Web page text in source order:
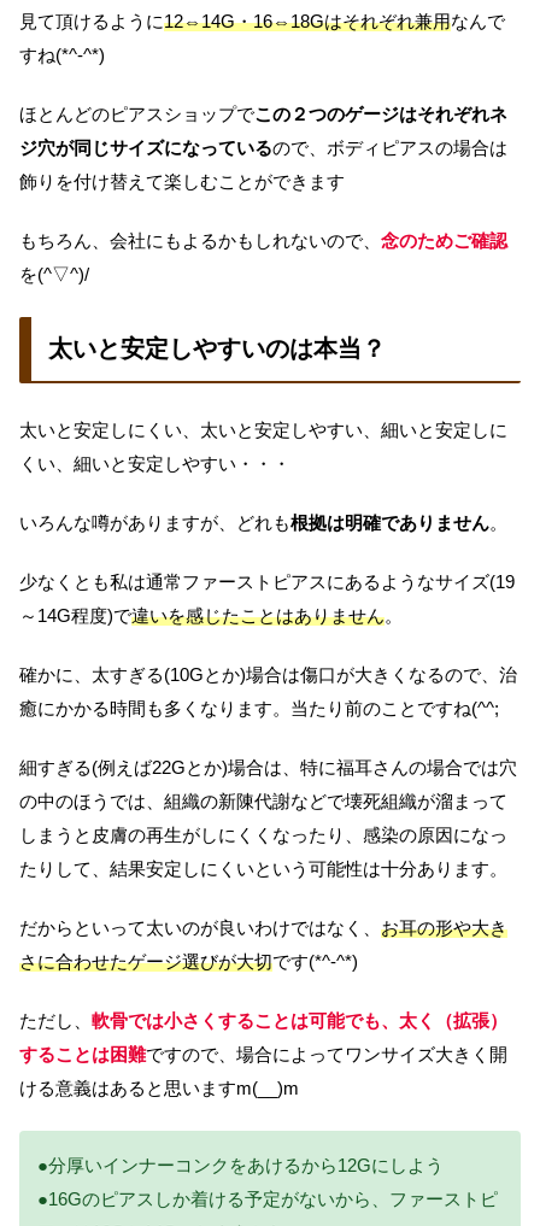
見て頂けるように12⇔14G・16⇔18Gはそれぞれ兼用なんで
すね(*^-^*)
ほとんどのピアスショップでこの２つのゲージはそれぞれネ
ジ穴が同じサイズになっているので、ボディピアスの場合は
飾りを付け替えて楽しむことができます
もちろん、会社にもよるかもしれないので、 念のためご確認
を(^▽^)/
太いと安定しやすいのは本当？
太いと安定しにくい、太いと安定しやすい、細いと安定しに
くい、細いと安定しやすい・・・
いろんな噂がありますが、どれも根拠は明確でありません。
少なくとも私は通常ファーストピアスにあるようなサイズ(19
～14G程度)で違いを感じたことはありません。
確かに、太すぎる(10Gとか)場合は傷口が大きくなるので、治
癒にかかる時間も多くなります。当たり前のことですね(^^;
細すぎる(例えば22Gとか)場合は、特に福耳さんの場合では穴
の中のほうでは、組織の新陳代謝などで壊死組織が溜まって
しまうと皮膚の再生がしにくくなったり、感染の原因になっ
たりして、結果安定しにくいという可能性は十分あります。
だからといって太いのが良いわけではなく、 お耳の形や大き
さに合わせたゲージ選びが大切です(*^-^*)
ただし、 軟骨では小さくすることは可能でも、太く（拡張）
することは困難ですので、場合によってワンサイズ大きく開
ける意義はあると思いますm(__)m
●分厚いインナーコンクをあけるから12Gにしよう
●16Gのピアスしか着ける予定がないから、ファーストピ